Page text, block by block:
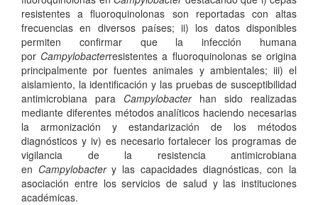
resistentes a fluoroquinolonas son reportadas con altas
frecuencias en diversos países; ii) los datos disponibles
permiten confirmar que la infección humana
por Campylobacterresistentes a fluoroquinolonas se origina
principalmente por fuentes animales y ambientales; iii) el
aislamiento, la identificación y las pruebas de susceptibilidad
antimicrobiana para Campylobacterhan sido realizadas
mediante diferentes métodos analíticos haciendo necesarias
la armonización y estandarización de los métodos
diagnósticos y iv) es necesario fortalecer los programas de
vigilancia de la resistencia antimicrobiana
en Campylobactery las capacidades diagnósticas, con la
asociación entre los servicios de salud y las instituciones
académicas.